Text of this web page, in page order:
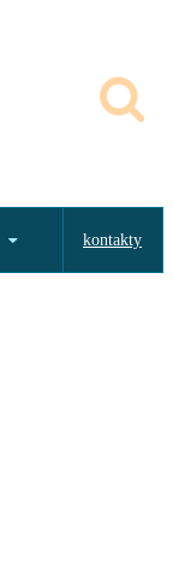
kontakty